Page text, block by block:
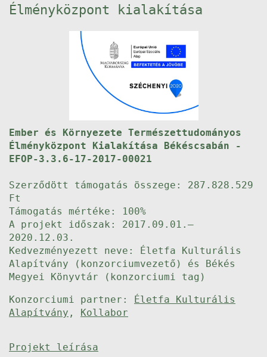
Élményközpont kialakítása
Ember és Környezete Természettudományos
Élményközpont Kialakítása Békéscsabán -
EFOP-3.3.6-17-2017-00021
Szerződött támogatás összege: 287.828.529
Ft
Támogatás mértéke: 100%
A projekt időszak: 2017.09.01.–
2020.12.03.
Kedvezményezett neve: Életfa Kulturális
Alapítvány (konzorciumvezető) és Békés
Megyei Könyvtár (konzorciumi tag)
Konzorciumi partner: Életfa Kulturális
Alapítvány , Kollabor
Projekt leírása